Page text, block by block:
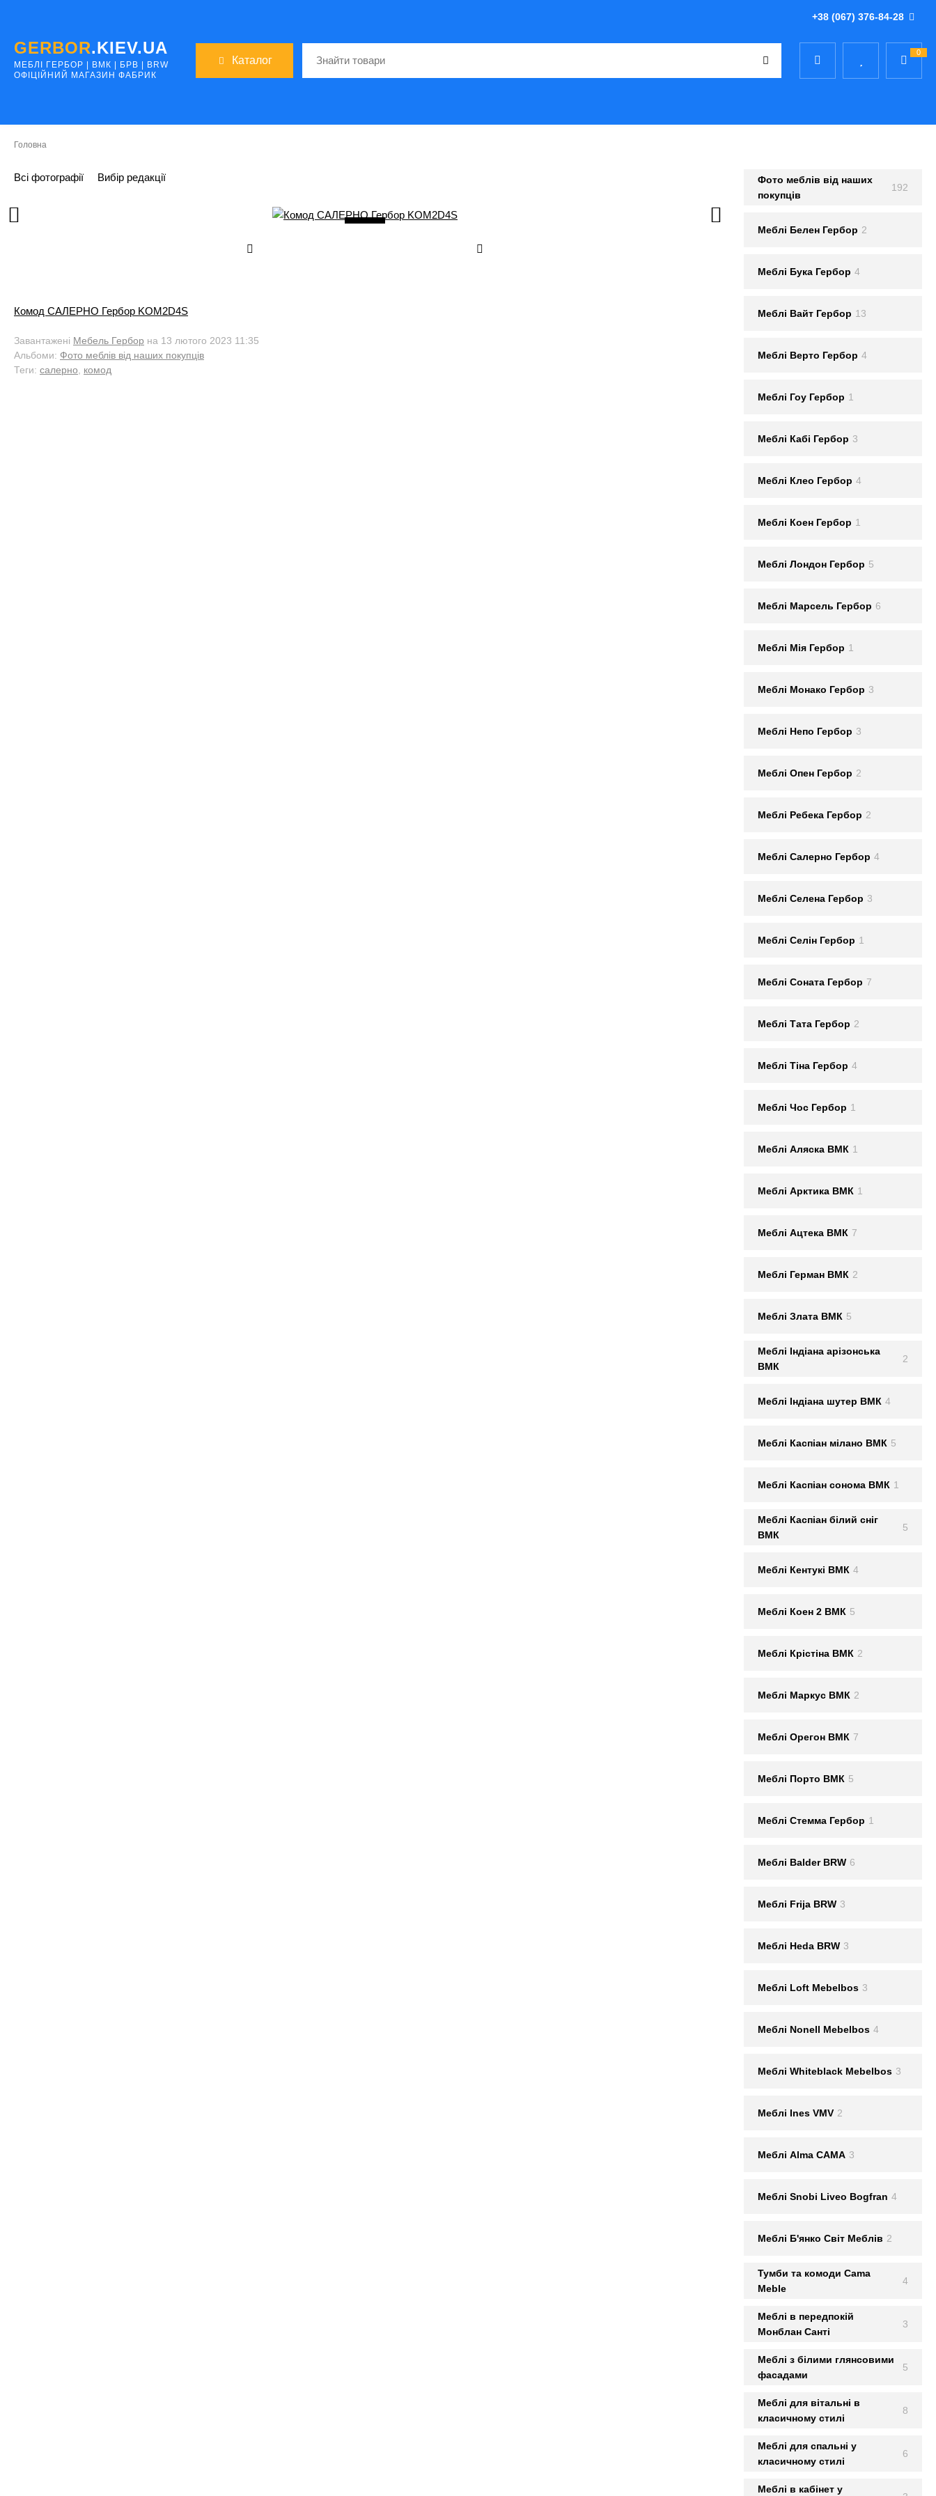
+38 (067) 376-84-28
GERBOR.KIEV.UA
МЕБЛI ГЕРБОР | ВМК | БРВ | BRW
ОФІЦІЙНИЙ МАГАЗИН ФАБРИК
Каталог
0
Головна
Всі фотографії Вибір редакції
Комод САЛЕРНО Гербор KOM2D4S
Завантажені Мебель Гербор на 13 лютого 2023 11:35
Альбоми: Фото меблів від наших покупців
Теги: салерно, комод
Фото меблів від наших
покупців
192
Меблi Белен Гербор 2
Меблi Бука Гербор 4
Меблi Вайт Гербор 13
Меблi Верто Гербор 4
Меблi Гоу Гербор 1
Меблi Кабі Гербор 3
Меблi Клео Гербор 4
Меблi Коен Гербор 1
Меблi Лондон Гербор 5
Меблi Марсель Гербор 6
Меблi Мія Гербор 1
Меблi Монако Гербор 3
Меблi Непо Гербор 3
Меблi Опен Гербор 2
Меблi Ребека Гербор 2
Меблi Салерно Гербор 4
Меблi Селена Гербор 3
Меблi Селін Гербор 1
Меблi Соната Гербор 7
Меблi Тата Гербор 2
Меблi Тіна Гербор 4
Меблi Чос Гербор 1
Меблi Аляска ВМК 1
Меблi Арктика ВМК 1
Меблi Ацтека ВМК 7
Меблi Герман ВМК 2
Меблi Злата ВМК 5
Меблi Iндiана арiзонська
ВМК
2
Меблi Iндiана шутер ВМК 4
Меблi Каспiан мiлано ВМК 5
Меблi Каспiан сонома ВМК 1
Меблi Каспiан білий сніг
ВМК
5
Меблi Кентукi ВМК 4
Меблi Коен 2 ВМК 5
Меблi Крістіна ВМК 2
Меблi Маркус ВМК 2
Меблi Орегон ВМК 7
Меблi Порто ВМК 5
Меблi Стемма Гербор 1
Меблі Balder BRW 6
Меблі Frija BRW 3
Меблі Heda BRW 3
Меблі Loft Mebelbos 3
Меблі Nonell Mebelbos 4
Меблі Whiteblack Mebelbos 3
Меблi Ines VMV 2
Меблі Alma CAMA 3
Меблi Snobi Liveo Bogfran 4
Меблi Б'янко Світ Меблів 2
Тумби та комоди Cama
Meble
4
Меблі в передпокій
Монблан Сантi
3
Меблі з білими глянсовими
фасадами
5
Меблі для вітальні в
класичному стилі
8
Меблі для спальні у
класичному стилі
6
Меблі в кабінет у